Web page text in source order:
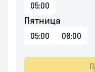
05:00
Пятница
05:00 06:00